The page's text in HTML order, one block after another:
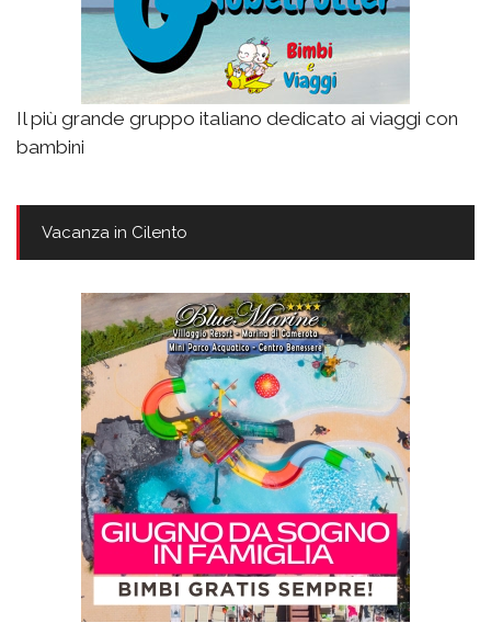
Il più grande gruppo italiano dedicato ai viaggi con
bambini
Vacanza in Cilento